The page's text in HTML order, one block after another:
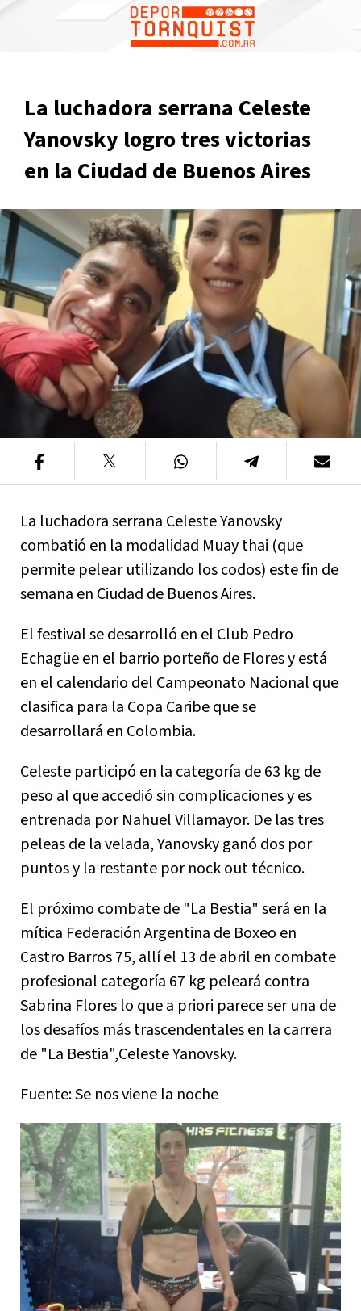
La luchadora serrana Celeste
Yanovsky logro tres victorias
en la Ciudad de Buenos Aires
La luchadora serrana Celeste Yanovsky
combatió en la modalidad Muay thai (que
permite pelear utilizando los codos) este fin de
semana en Ciudad de Buenos Aires.
El festival se desarrolló en el Club Pedro
Echagüe en el barrio porteño de Flores y está
en el calendario del Campeonato Nacional que
clasifica para la Copa Caribe que se
desarrollará en Colombia.
Celeste participó en la categoría de 63 kg de
peso al que accedió sin complicaciones y es
entrenada por Nahuel Villamayor. De las tres
peleas de la velada, Yanovsky ganó dos por
puntos y la restante por nock out técnico.
El próximo combate de "La Bestia" será en la
mítica Federación Argentina de Boxeo en
Castro Barros 75, allí el 13 de abril en combate
profesional categoría 67 kg peleará contra
Sabrina Flores lo que a priori parece ser una de
los desafíos más trascendentales en la carrera
de "La Bestia",Celeste Yanovsky.
Fuente: Se nos viene la noche